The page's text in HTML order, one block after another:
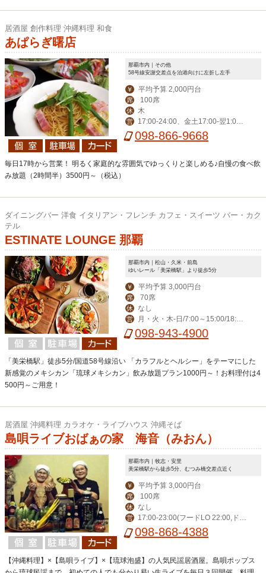
居酒屋 創作料理 沖縄料理 和食
あぱらぎ曙店
那覇市内｜その他
58号線安謝交差点を泊港向けに左折し左手
￥ 平均予算 2,000円台
席 100席
休 木
営
17:00-24:00、金土17:00-翌1:0
0、日17:00-23:00
098-866-9668
毎日17時から営業！ 明るく家庭的な雰囲気でゆっくりと楽しめる♪自慢の食べ飲
み放題（2時間半）3500円～（税込）
ダイニングバー 洋食 イタリアン・フレンチ カフェ・スイーツ バー・カク
テル
ESTINATE LOUNGE 那覇
那覇市内｜松山・久米・前島
ゆいレール「美栄橋駅」より徒歩5分
￥ 平均予算 3,000円台
席 70席
休 なし
営
月・火・木-日/7:00～15:00/18:00
～23:00(料理L.O. 22:00) 毎週水曜日は
098-943-4900
「美栄橋駅」徒歩5分/国道58号線沿い 「カラフルとヘルシー」をテーマにした
新感覚のメキシカン「琉球メキシカン」飲み放題プラン1000円～！お料理付は4
500円～ご用意！
居酒屋 沖縄料理 カラオケ・ライブハウス 沖縄そば
島唄ライブおばぁの家 海音（みおん）
那覇市内｜牧志・安里
美栄橋駅から徒歩5分、むつみ橋交差点近く
￥ 平均予算 3,000円台
席 100席
休 なし
営
17:00-23:00(フードLO 22:00,ドリ
ンクLO 22:30)※夏季は30分延長
098-868-4388
【沖縄料理】×【島唄ライブ】×【琉球泡盛】の人気民謡居酒屋。島唄ポップス